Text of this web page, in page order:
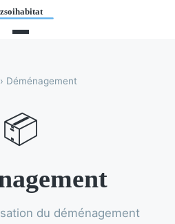
Déménagement
📦
du déménagement